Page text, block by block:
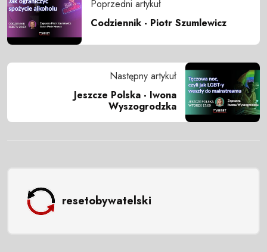
Poprzedni artykuł
Codziennik - Piotr Szumlewicz
Następny artykuł
Jeszcze Polska - Iwona
Wyszogrodzka
resetobywatelski